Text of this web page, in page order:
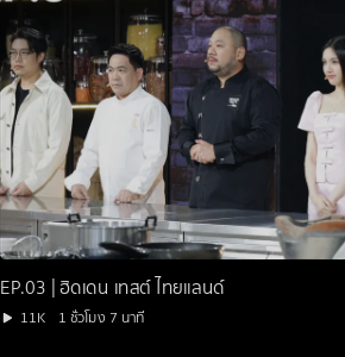
EP.03 | ฮิดเดน เทสต์ ไทยแลนด์
11K 1 ชั่วโมง 7 นาที